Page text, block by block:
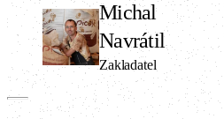
Michal
Navrátil
Zakladatel